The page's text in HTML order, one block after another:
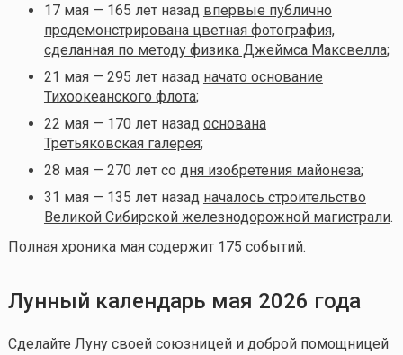
17 мая — 165 лет назад впервые публично
продемонстрирована цветная фотография,
сделанная по методу физика Джеймса Максвелла;
21 мая — 295 лет назад начато основание
Тихоокеанского флота;
22 мая — 170 лет назад основана
Третьяковская галерея;
28 мая — 270 лет со дня изобретения майонеза;
31 мая — 135 лет назад началось строительство
Великой Сибирской железнодорожной магистрали.
Полная хроника маясодержит 175 событий.
Лунный календарь мая 2026 года
Сделайте Луну своей союзницей и доброй помощницей